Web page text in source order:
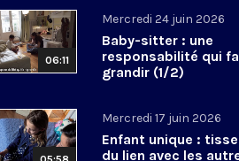
06:11
Mercredi 24 juin 2026
Baby-sitter : une
responsabilité qui
grandir (1/2)
Mercredi 17 juin 2026
Enfant unique :
du lien avec les